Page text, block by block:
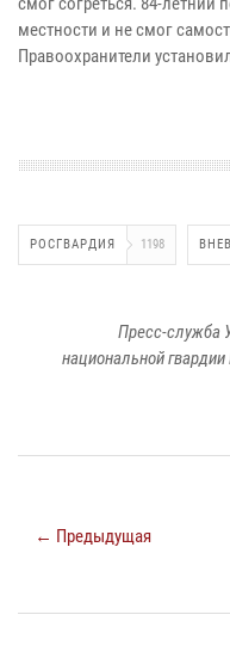
местности и не смог
Правоохранители
РОСГВАРДИЯ 1198
Пресс-служба
национальной
← Предыдущая